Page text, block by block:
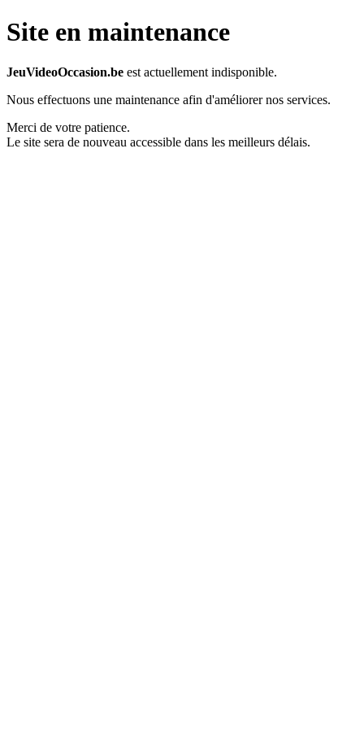
Site en maintenance
JeuVideoOccasion.be est actuellement indisponible.
Nous effectuons une maintenance afin d'améliorer nos services.
Merci de votre patience.
Le site sera de nouveau accessible dans les meilleurs délais.